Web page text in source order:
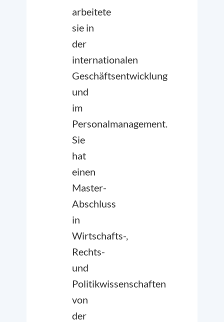
arbeitete
sie in
der
internationalen
Geschäftsentwicklung
und
im
Personalmanagement.
Sie
hat
einen
Master-
Abschluss
in
Wirtschafts-,
Rechts-
und
Politikwissenschaften
von
der